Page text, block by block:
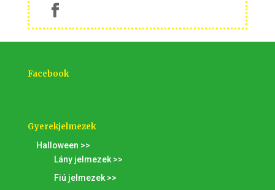
Facebook
Gyerekjelmezek
Halloween >>
Lány jelmezek >>
Fiú jelmezek >>